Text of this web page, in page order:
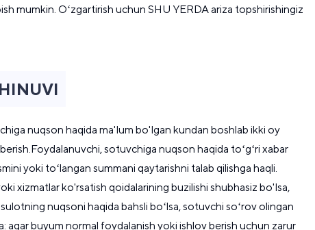
mumkin. Oʻzgartirish uchun SHU YERDA ariza topshirishingiz
nuqson haqida ma'lum bo'lgan kundan boshlab ikki oy
sotuvchiga nuqson haqida toʻgʻri xabar
yoki toʻlangan summani qaytarishni talab qilishga haqli.
xizmatlar ko'rsatish qoidalarining buzilishi shubhasiz bo'lsa,
nuqsoni haqida bahsli boʻlsa, sotuvchi soʻrov olingan
agar buyum normal foydalanish yoki ishlov berish uchun zarur